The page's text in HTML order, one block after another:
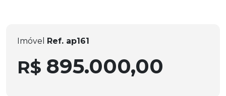
Imóvel Ref. ap161
R$ 895.000,00